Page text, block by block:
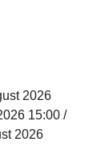
2026
15:00
2026